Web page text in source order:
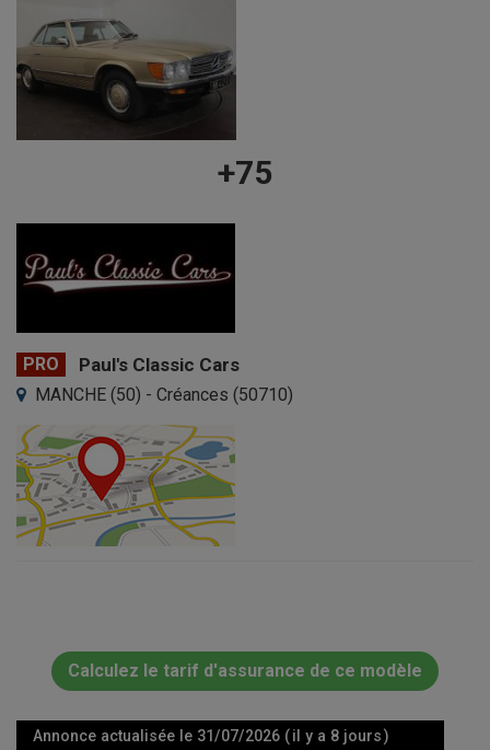
+75
PRO Paul's Classic Cars
MANCHE (50) - Créances (50710)
Calculez le tarif d'assurance de ce modèle
Annonce actualisée le 31/07/2026 ( il y a 8 jours )